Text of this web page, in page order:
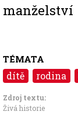
manželství
TÉMATA
dítě rodina
Zdroj textu:
Živá historie